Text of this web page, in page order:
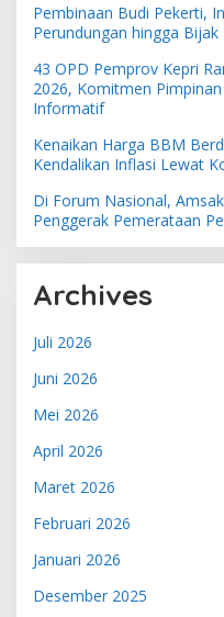
Pembinaan Budi Pekerti,
Perundungan hingga
43 OPD Pemprov Kepri
2026, Komitmen
Informatif
Kenaikan Harga BBM
Kendalikan Inflasi Lewat
Di Forum Nasional,
Penggerak Pemerataan
Archives
Juli 2026
Juni 2026
Mei 2026
April 2026
Maret 2026
Februari 2026
Januari 2026
Desember 2025